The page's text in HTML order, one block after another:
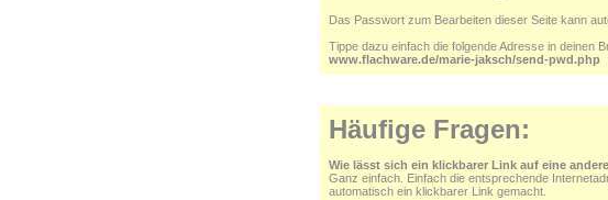
Das Passwort zum Bearbeiten dieser Seite kann
Tippe dazu einfach die folgende Adresse in deinen
www.flachware.de/marie-jaksch/send-pwd.php
Häufige Fragen:
Wie lässt sich ein klickbarer Link auf eine
Ganz einfach. Einfach die entsprechende
automatisch ein klickbarer Link gemacht.